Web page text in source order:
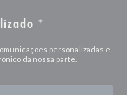
*
personalizadas e
da nossa parte.